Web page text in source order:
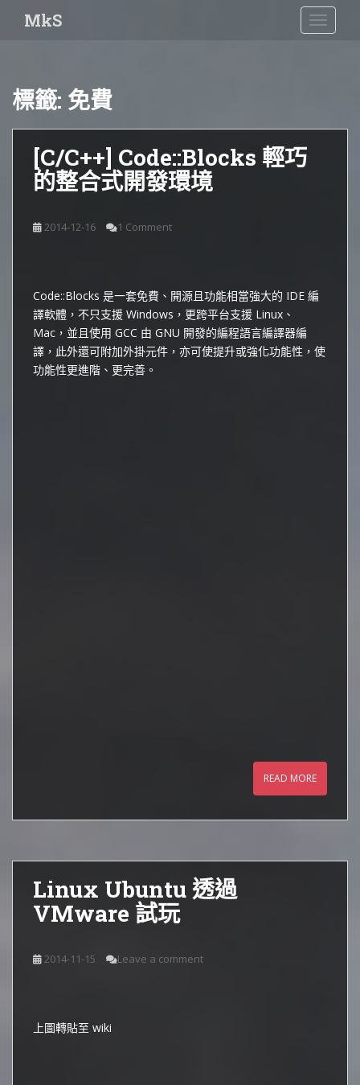
MkS
標籤: 免費
[C/C++] Code::Blocks 輕巧
的整合式開發環境
2014-12-16 1 Comment
Code::Blocks 是一套免費、開源且功能相當強大的 IDE 編
譯軟體，不只支援 Windows，更跨平台支援 Linux、
Mac，並且使用 GCC 由 GNU 開發的編程語言編譯器編
譯，此外還可附加外掛元件，亦可使提升或強化功能性，使
功能性更進階、更完善。
READ MORE
Linux Ubuntu 透過
VMware 試玩
2014-11-15 Leave a comment
上圖轉貼至 wiki